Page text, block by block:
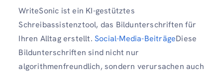
WriteSonic ist ein KI-gestütztes
Schreibassistenztool, das Bildunterschriften für
Ihren Alltag erstellt. Social-Media-BeiträgeDiese
Bildunterschriften sind nicht nur
algorithmenfreundlich, sondern verursachen auch